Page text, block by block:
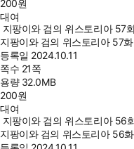
200원
대여
지팡이와 검의 위스토리아 57
지팡이와 검의 위스토리아 57화
등록일 2024.10.11
쪽수 21쪽
용량 32.0MB
200원
대여
지팡이와 검의 위스토리아 56
지팡이와 검의 위스토리아 56화